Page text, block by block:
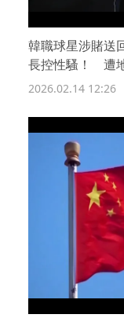
韓職球星涉賭送
長控性騷！ 遭
2026.02.14 12:26